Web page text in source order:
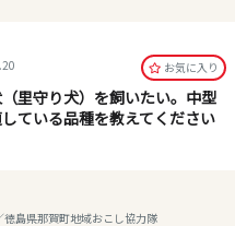
お気に⼊り
里守り犬）を飼いたい。中型
ている品種を教えてください
島県那賀町地域おこし協力隊